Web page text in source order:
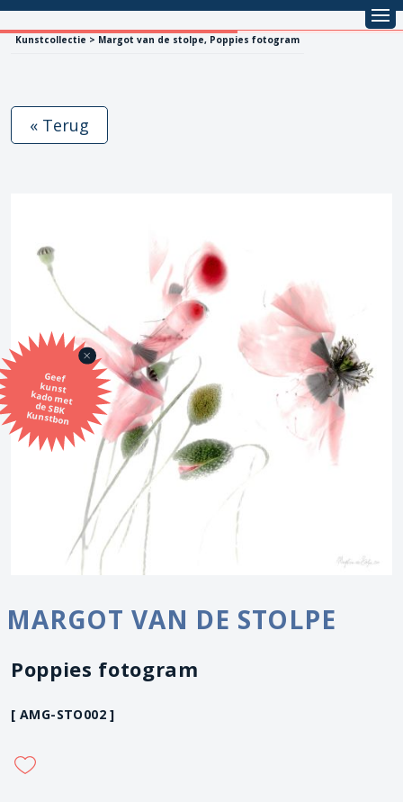
Kunstcollectie > Margot van de stolpe, Poppies fotogram
Geef
kunst
kado met
de SBK
Kunstbon
« Terug
MARGOT VAN DE STOLPE
Poppies fotogram
[ AMG-STO002 ]